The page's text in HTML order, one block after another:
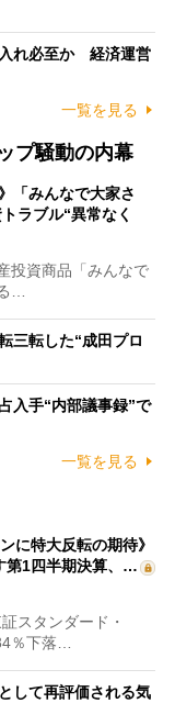
れ必至か 経済運営
一覧を見る
プ騒動の内幕
「みんなで大家さ
ラブル“異常なく
投資商品「みんなで
…
三転した“成田プロ
入手“内部議事録”で
一覧を見る
に特大反転の期待》
第1四半期決算、…
スタンダード・
％下落…
して再評価される気